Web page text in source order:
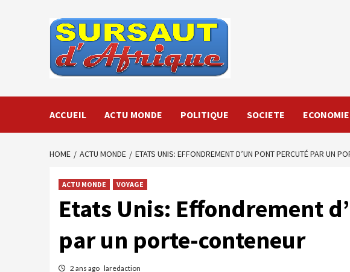
ACCUEIL ACTU MONDE POLITIQUE SOCIETE ECONOMIE
HOME ACTU MONDE ETATS UNIS: EFFONDREMENT D’UN PONT PERCUTÉ PAR UN
ACTU MONDE VOYAGE
Etats Unis: Effondrement
par un porte-conteneur
2 ans ago laredaction